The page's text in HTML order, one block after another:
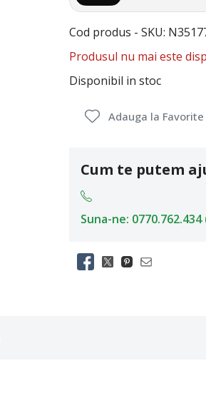
Cod produs - SKU
Produsul nu mai este
Disponibil in stoc
Adauga la Favorite
Cum te putem
Suna-ne: